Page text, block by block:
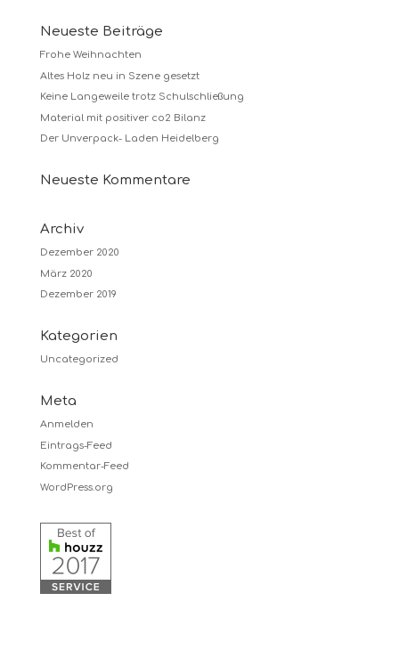
Neueste Beiträge
Frohe Weihnachten
Altes Holz neu in Szene gesetzt
Keine Langeweile trotz Schulschließung
Material mit positiver co2 Bilanz
Der Unverpack- Laden Heidelberg
Neueste Kommentare
Archiv
Dezember 2020
März 2020
Dezember 2019
Kategorien
Uncategorized
Meta
Anmelden
Eintrags-Feed
Kommentar-Feed
WordPress.org